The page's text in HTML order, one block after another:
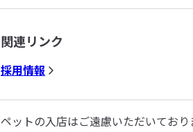
関連リンク
採用情報
ペットの入店はご遠慮いただいてお